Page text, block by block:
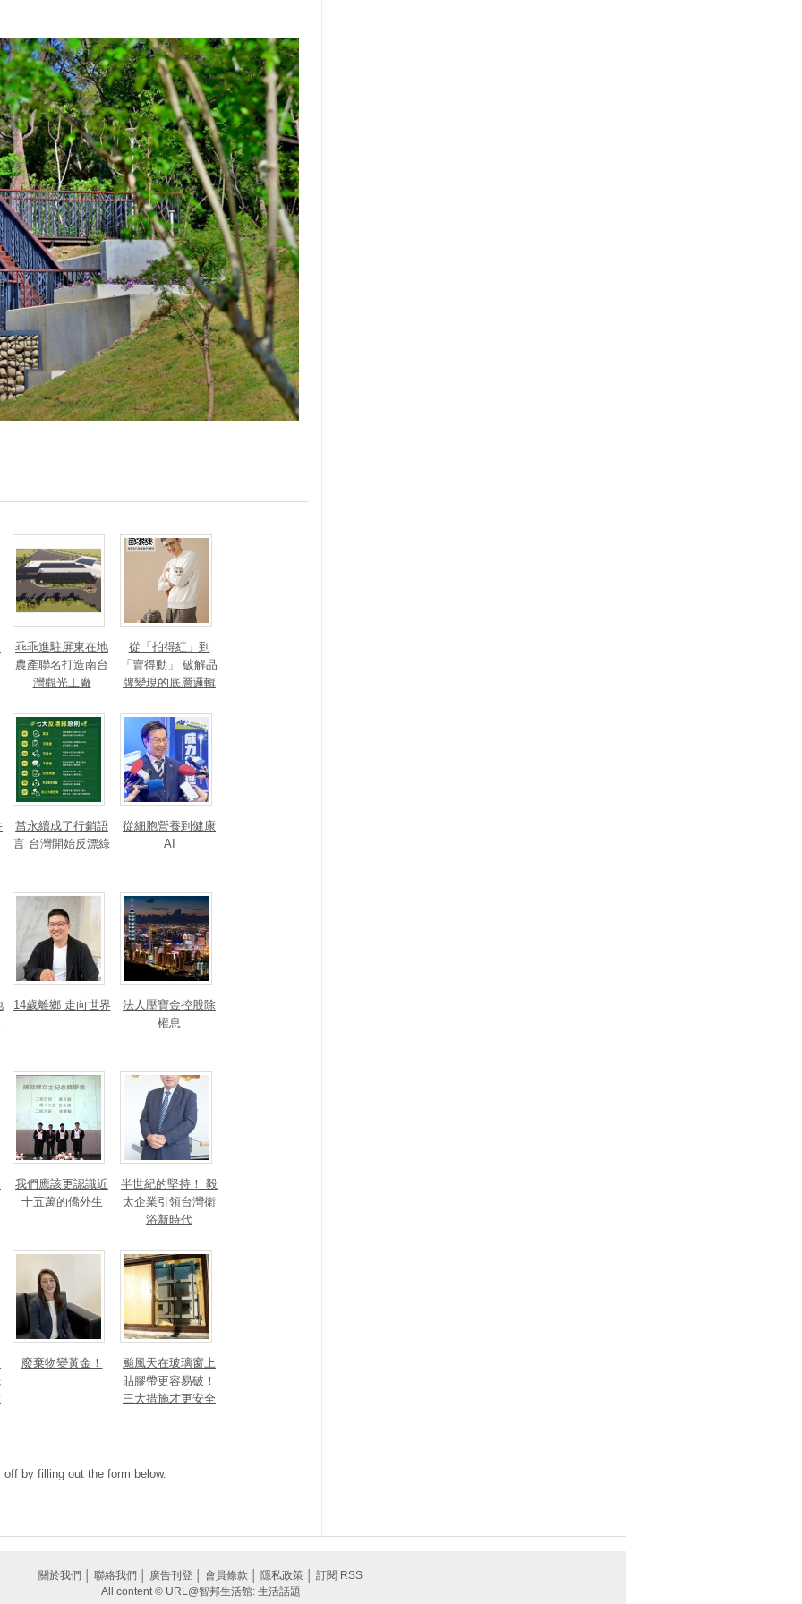
乖乖進駐屏東在地
農產聯名打造南台
灣觀光工廠
從「拍得紅」到
「賣得動」 破解品
牌變現的底層邏輯
當永續成了行銷語
言 台灣開始反漂綠
從細胞營養到健康
AI
14歲離鄉 走向世界
法人壓寶金控股除
權息
我們應該更認識近
十五萬的僑外生
半世紀的堅持！ 毅
太企業引領台灣衛
浴新時代
廢棄物變黃金！
颱風天在玻璃窗上
貼膠帶更容易破！
三大措施才更安全
by filling out the form below.
關於我們 聯絡我們 廣告刊登 會員條款 隱私政策
訂閱 RSS
All content © URL@智邦生活館: 生活話題